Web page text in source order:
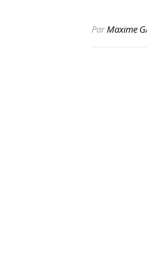
ParMaxime